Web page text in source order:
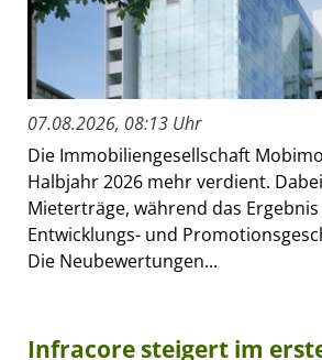
07.08.2026, 08:13 Uhr
Die Immobiliengesellschaft
Halbjahr 2026 mehr verdient.
Mieterträge, während das
Entwicklungs- und
Die Neubewertungen...
Infracore steigert im